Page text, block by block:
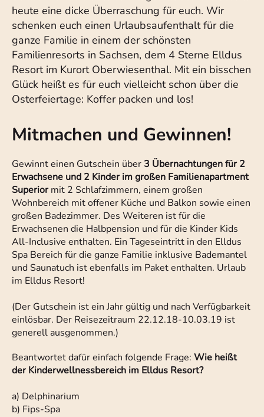
heute eine dicke Überraschung für euch. Wir
schenken euch einen Urlaubsaufenthalt für die
ganze Familie in einem der schönsten
Familienresorts in Sachsen, dem 4 Sterne Elldus
Resort im Kurort Oberwiesenthal. Mit ein bisschen
Glück heißt es für euch vielleicht schon über die
Osterfeiertage: Koffer packen und los!
Mitmachen und Gewinnen!
Gewinnt einen Gutschein über 3 Übernachtungen für 2
Erwachsene und 2 Kinder im großen Familienapartment
Superiormit 2 Schlafzimmern, einem großen
Wohnbereich mit offener Küche und Balkon sowie einen
großen Badezimmer. Des Weiteren ist für die
Erwachsenen die Halbpension und für die Kinder Kids
All-Inclusive enthalten. Ein Tageseintritt in den Elldus
Spa Bereich für die ganze Familie inklusive Bademantel
und Saunatuch ist ebenfalls im Paket enthalten. Urlaub
im Elldus Resort!
(Der Gutschein ist ein Jahr gültig und nach Verfügbarkeit
einlösbar. Der Reisezeitraum 22.12.18-10.03.19 ist
generell ausgenommen.)
Beantwortet dafür einfach folgende Frage: Wie heißt
der Kinderwellnessbereich im Elldus Resort?
a) Delphinarium
b) Fips-Spa